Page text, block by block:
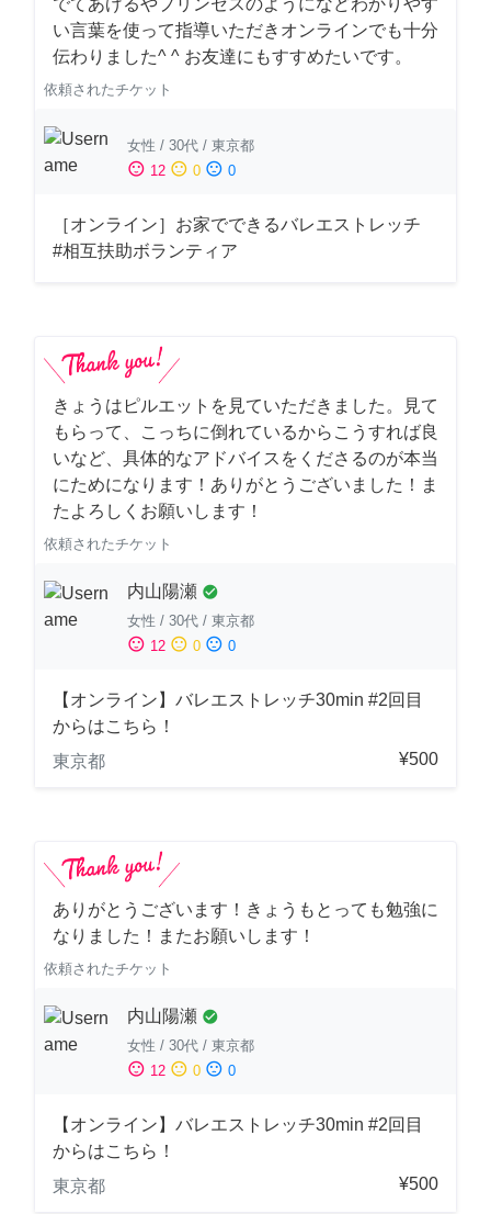
でてあげるやプリンセスのようになどわかりやす
い言葉を使って指導いただきオンラインでも十分
伝わりました^ ^ お友達にもすすめたいです。
依頼されたチケット
女性 / 30代 / 東京都
sentiment_satisfied 12 sentiment_neutral 0 sentiment_dissatisfied 0
［オンライン］お家でできるバレエストレッチ
#相互扶助ボランティア
きょうはピルエットを見ていただきました。見て
もらって、こっちに倒れているからこうすれば良
いなど、具体的なアドバイスをくださるのが本当
にためになります！ありがとうございました！ま
たよろしくお願いします！
依頼されたチケット
内山陽瀬 check_circle
女性 / 30代 / 東京都
sentiment_satisfied 12 sentiment_neutral 0 sentiment_dissatisfied 0
【オンライン】バレエストレッチ30min #2回目
からはこちら！
東京都
¥500
ありがとうございます！きょうもとっても勉強に
なりました！またお願いします！
依頼されたチケット
内山陽瀬 check_circle
女性 / 30代 / 東京都
sentiment_satisfied 12 sentiment_neutral 0 sentiment_dissatisfied 0
【オンライン】バレエストレッチ30min #2回目
からはこちら！
東京都
¥500